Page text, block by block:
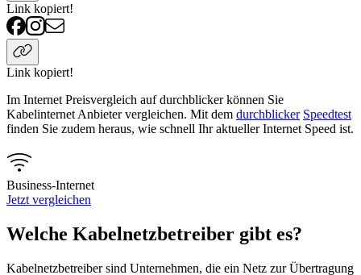
Link kopiert!
Link kopiert!
Im Internet Preisvergleich auf durchblicker können Sie
Kabelinternet Anbieter vergleichen. Mit dem durchblicker Speedtest
finden Sie zudem heraus, wie schnell Ihr aktueller Internet Speed ist.
Business-Internet
Jetzt vergleichen
Welche Kabelnetzbetreiber gibt es?
Kabelnetzbetreiber sind Unternehmen, die ein Netz zur Übertragung